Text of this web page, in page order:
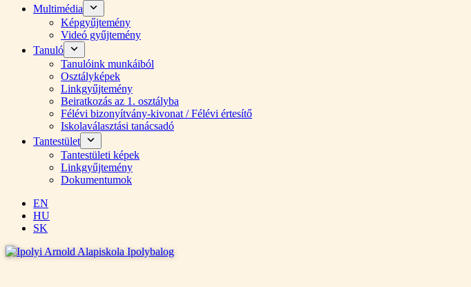
Multimédia
Képgyűjtemény
Videó gyűjtemény
Tanuló
Tanulóink munkáiból
Osztályképek
Linkgyűjtemény
Beiratkozás az 1. osztályba
Félévi bizonyítvány-kivonat / Félévi értesítő
Iskolaválasztási tanácsadó
Tantestület
Tantestületi képek
Linkgyűjtemény
Dokumentumok
EN
HU
SK